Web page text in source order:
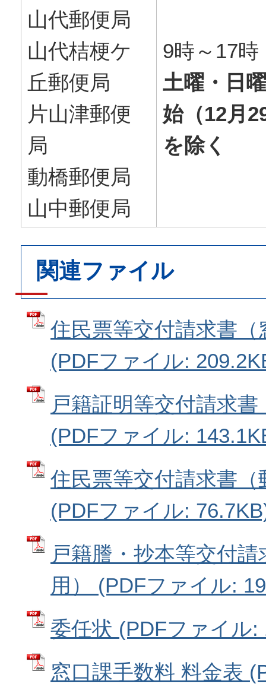
山代郵便局
山代桔梗ケ
丘郵便局
片山津郵便
局
動橋郵便局
山中郵便局
9時～17時
土曜・日
始（12月
を除く
関連ファイル
住民票等交付請求書（
(PDFファイル:
戸籍証明等交付請求
(PDFファイル:
住民票等交付請求書（
(PDFファイル:
戸籍謄・抄本等交付
用） (PDFファイル:
委任状 (PDFファイル:
窓口課手数料 料金表